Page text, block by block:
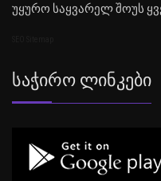
უყურო საყვარელ შოუს
Საჭირო Ლინკები